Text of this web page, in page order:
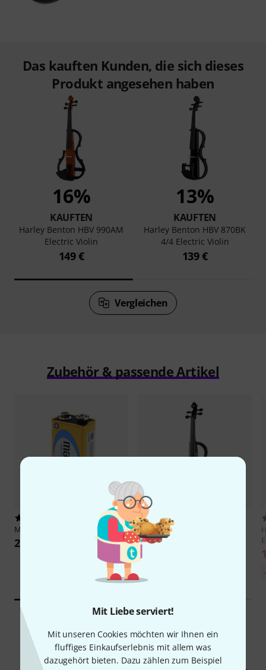
Mit Liebe serviert!
Mit unseren Cookies möchten wir Ihnen ein
fluffiges Einkaufserlebnis mit allem was
dazugehört bieten. Dazu zählen zum Beispiel
Das kauften Kunden, die sich dieses
Produkt angesehen haben
16%
KAUFTEN
Harley Benton HBV 990AM
Electric Violin
149 €
13%
KAUFTEN
Harley Benton HBV 870BK
4/4 Electric Violin
139 €
Vergleichen
Zubehör & passende Artikel
Maxell
2,39 €
Harley Benton
Electric Violin
67Kundenbewertungen